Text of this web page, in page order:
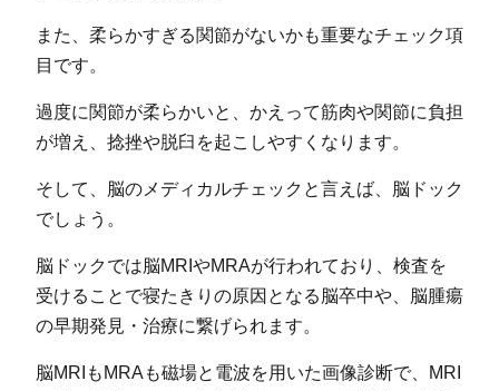
また、柔らかすぎる関節がないかも重要なチェック項
目です。
過度に関節が柔らかいと、かえって筋肉や関節に負担
が増え、捻挫や脱臼を起こしやすくなります。
そして、脳のメディカルチェックと言えば、脳ドック
でしょう。
脳ドックでは脳MRIやMRAが行われており、検査を
受けることで寝たきりの原因となる脳卒中や、脳腫瘍
の早期発見・治療に繋げられます。
脳MRIもMRAも磁場と電波を用いた画像診断で、MRI